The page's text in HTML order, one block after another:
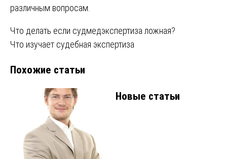
различным вопросам.
Навигация
записям
Что делать если судмедэкспертиза ложная?
Что изучает судебная экспертиза
Похожие статьи
Новые статьи